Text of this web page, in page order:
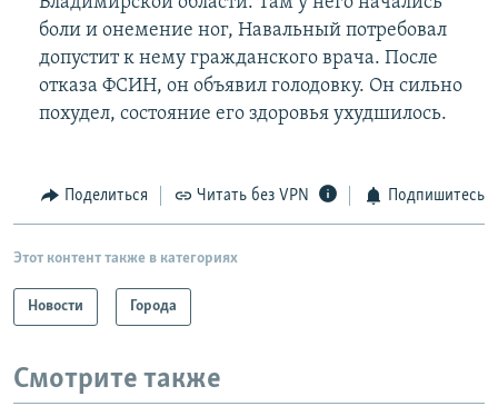
боли и онемение ног, Навальный потребовал
допустит к нему гражданского врача. После
отказа ФСИН, он объявил голодовку. Он сильно
похудел, состояние его здоровья ухудшилось.
Поделиться Читать без VPN Подпишитесь
Этот контент также в категориях
Новости Города
Смотрите также